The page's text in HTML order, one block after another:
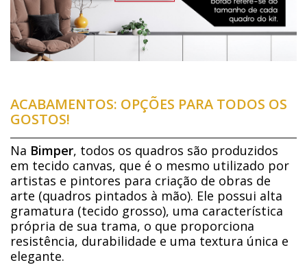
ACABAMENTOS: OPÇÕES PARA TODOS OS
GOSTOS!
Na Bimper, todos os quadros são produzidos
em tecido canvas, que é o mesmo utilizado por
artistas e pintores para criação de obras de
arte (quadros pintados à mão). Ele possui alta
gramatura (tecido grosso), uma característica
própria de sua trama, o que proporciona
resistência, durabilidade e uma textura única e
elegante.